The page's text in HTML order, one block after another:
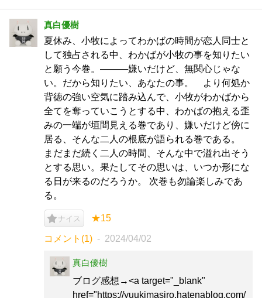
真白優樹
夏休み、小牧によってわかばの時間が恋人同士と
して独占される中、わかばが小牧の事を知りたい
と願う今巻。―――嫌いだけど、無関心じゃな
い。だから知りたい、あなたの事。 より何処か
背徳の強い空気に踏み込んで、小牧がわかばから
全てを奪っていこうとする中、わかばの抱える歪
みの一端が垣間見える巻であり、嫌いだけど傍に
居る、そんな二人の根底が語られる巻である。
まだまだ続く二人の時間、そんな中で溢れ出そう
とする思い。果たしてその思いは、いつか形にな
る日が来るのだろうか。 次巻も勿論楽しみであ
る。
ナイス ★15
コメント(1) 2024/04/02
真白優樹
ブログ感想→<a target="_blank"
href="https://yuukimasiro.hatenablog.com/